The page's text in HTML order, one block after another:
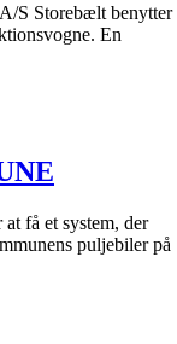
S Storebælt benytter
En
få et system, der
puljebiler på